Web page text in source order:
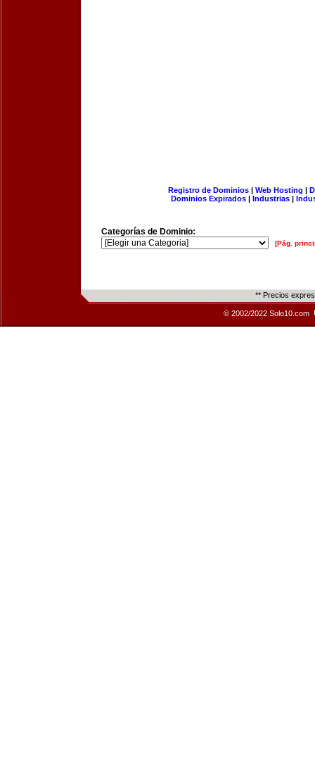
Registro de Dominios| Web Hosting |
Dominios Expirados | Industrias |
Categorías de Dominio:
[Pág.
** Precios
© 2002/2022 Solo10.com